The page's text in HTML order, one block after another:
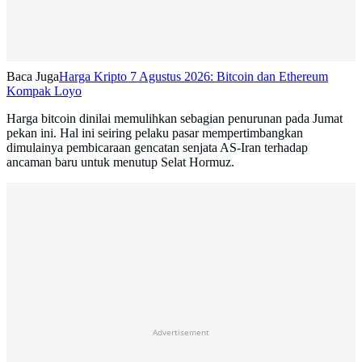
Baca JugaHarga Kripto 7 Agustus 2026: Bitcoin dan Ethereum
Kompak Loyo
Harga bitcoin dinilai memulihkan sebagian penurunan pada Jumat
pekan ini. Hal ini seiring pelaku pasar mempertimbangkan
dimulainya pembicaraan gencatan senjata AS-Iran terhadap
ancaman baru untuk menutup Selat Hormuz.
Advertisement